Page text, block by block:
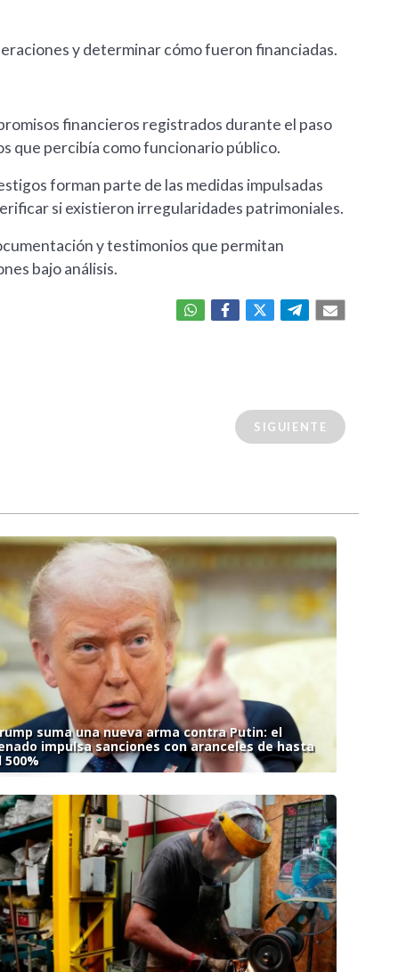
y determinar cómo fueron financiadas.
financieros registrados durante el paso
que percibía como funcionario público.
forman parte de las medidas impulsadas
si existieron irregularidades patrimoniales.
y testimonios que permitan
bajo análisis.
SIGUIENTE
suma una nueva arma contra Putin: el
impulsa sanciones con aranceles de hasta
500%